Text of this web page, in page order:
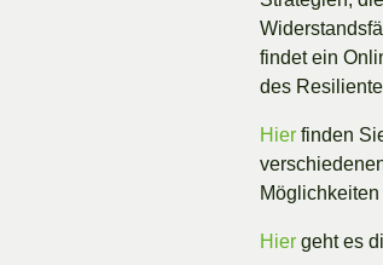
findet ein
des
Hierfinden
Hiergeht es